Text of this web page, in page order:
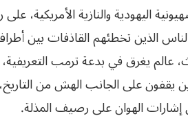
اليهودية والنازية
الناس الذين تخطئهم القاذفات بين
عالم يغرق في بدعة ترمب
يقفون على الجانب الهش من
الهوان على رصيف المذلة.